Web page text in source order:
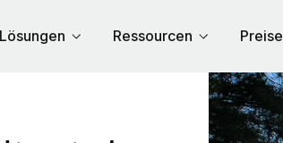
Lösungen Ressourcen Preise